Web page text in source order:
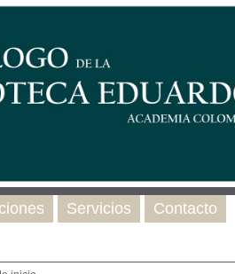
Servicios Contacto